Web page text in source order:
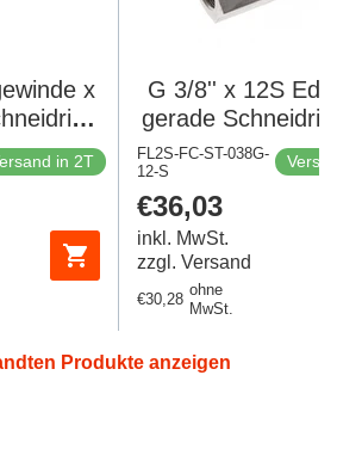
x
FKM-
DIN
in 2T
G 3/8'' x 12S
gerade
Bar DIN
FL2S-FC-ST-038G-
12-S
Regulärer
Preis
€36,03
inkl. MwSt.
zzgl. Versand
Regulärer
€30,28
ohne
MwSt.
Produkte anzeigen